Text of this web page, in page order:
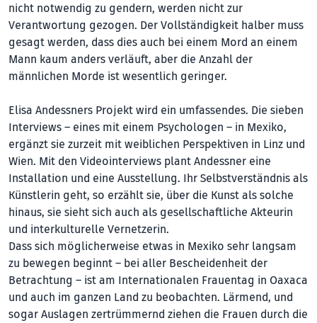
nicht notwendig zu gendern, werden nicht zur
Verantwortung gezogen. Der Vollständigkeit halber muss
gesagt werden, dass dies auch bei einem Mord an einem
Mann kaum anders verläuft, aber die Anzahl der
männlichen Morde ist wesentlich geringer.
Elisa Andessners Projekt wird ein umfassendes. Die sieben
Interviews – eines mit einem Psychologen – in Mexiko,
ergänzt sie zurzeit mit weiblichen Perspektiven in Linz und
Wien. Mit den Videointerviews plant Andessner eine
Installation und eine Ausstellung. Ihr Selbstverständnis als
Künstlerin geht, so erzählt sie, über die Kunst als solche
hinaus, sie sieht sich auch als gesellschaftliche Akteurin
und interkulturelle Vernetzerin.
Dass sich möglicherweise etwas in Mexiko sehr langsam
zu bewegen beginnt – bei aller Bescheidenheit der
Betrachtung – ist am Internationalen Frauentag in Oaxaca
und auch im ganzen Land zu beobachten. Lärmend, und
sogar Auslagen zertrümmernd ziehen die Frauen durch die